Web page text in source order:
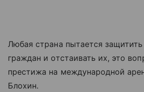
Любая страна пытается
граждан и отстаивать их, это
престижа на международной
Блохин.